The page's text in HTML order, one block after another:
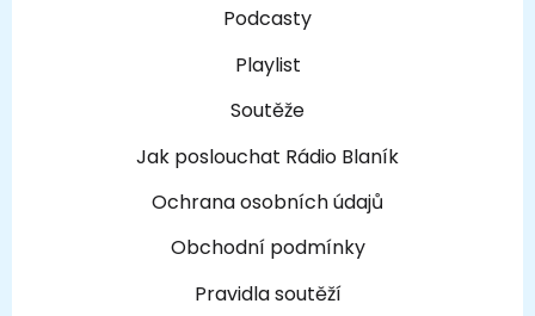
Podcasty
Playlist
Soutěže
Jak poslouchat Rádio Blaník
Ochrana osobních údajů
Obchodní podmínky
Pravidla soutěží